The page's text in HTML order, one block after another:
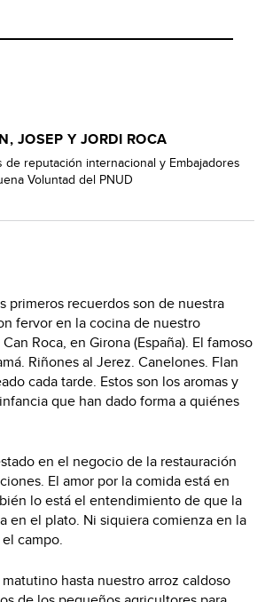
JOSEP Y JORDI ROCA
de reputación internacional y Embajadores
Voluntad del PNUD
primeros recuerdos son de nuestra
fervor en la cocina de nuestro
Roca, en Girona (España). El famoso
Riñones al Jerez. Canelones. Flan
cada tarde. Estos son los aromas y
que han dado forma a quiénes
en el negocio de la restauración
El amor por la comida está en
lo está el entendimiento de que la
en el plato. Ni siquiera comienza en la
campo.
hasta nuestro arroz caldoso